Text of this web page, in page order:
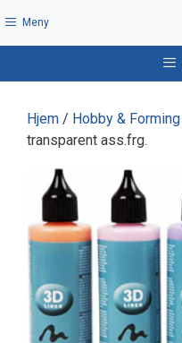
til
Meny
Hjem / Hobby & Forming
transparent ass.frg.